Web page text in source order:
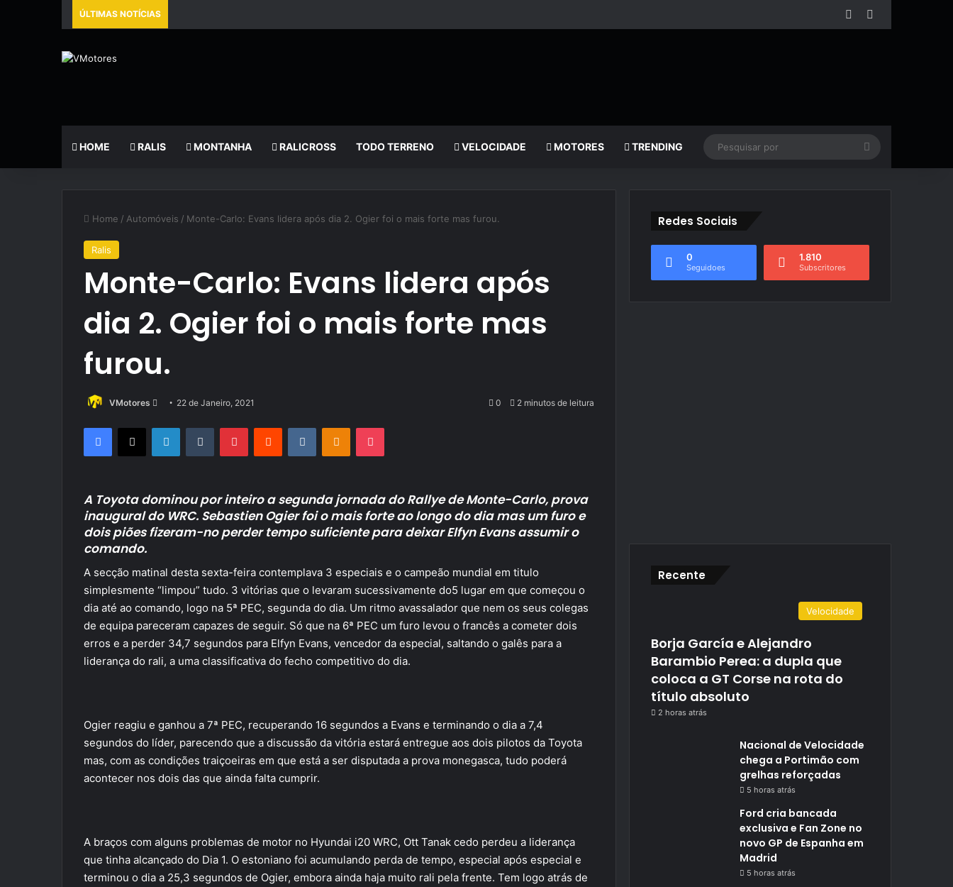
ÚLTIMAS NOTÍCIAS Facebook
HOME RALIS MONTANHA RALICROSS TODO TERRENO VELOCIDADE MOTORES TRENDING
Pesquisar
Home / Automóveis / Monte-Carlo: Evans lidera após dia 2. Ogier foi o mais forte mas furou.
Ralis
Monte-Carlo: Evans lidera após
dia 2. Ogier foi o mais forte mas
furou.
VMotores
Send
email
22 de Janeiro, 2021 0 2 minutos de leitura
Facebook
X LinkedInTumblr PinterestReddit VKontakteOdnoklassniki
Pocket
A Toyota dominou por inteiro a segunda jornada do Rallye de Monte-Carlo, prova
inaugural do WRC. Sebastien Ogier foi o mais forte ao longo do dia mas um furo e
dois piões fizeram-no perder tempo suficiente para deixar Elfyn Evans assumir o
comando.
A secção matinal desta sexta-feira contemplava 3 especiais e o campeão mundial em titulo
simplesmente “limpou” tudo. 3 vitórias que o levaram sucessivamente do5 lugar em que começou o
dia até ao comando, logo na 5ª PEC, segunda do dia. Um ritmo avassalador que nem os seus colegas
de equipa pareceram capazes de seguir. Só que na 6ª PEC um furo levou o francês a cometer dois
erros e a perder 34,7 segundos para Elfyn Evans, vencedor da especial, saltando o galês para a
liderança do rali, a uma classificativa do fecho competitivo do dia.
Ogier reagiu e ganhou a 7ª PEC, recuperando 16 segundos a Evans e terminando o dia a 7,4
segundos do líder, parecendo que a discussão da vitória estará entregue aos dois pilotos da Toyota
mas, com as condições traiçoeiras em que está a ser disputada a prova monegasca, tudo poderá
acontecer nos dois das que ainda falta cumprir.
A braços com alguns problemas de motor no Hyundai i20 WRC, Ott Tanak cedo perdeu a liderança
que tinha alcançado do Dia 1. O estoniano foi acumulando perda de tempo, especial após especial e
terminou o dia a 25,3 segundos de Ogier, embora ainda haja muito rali pela frente. Tem logo atrás de
Redes Sociais
0
Seguidoes
1.810
Subscritores
Recente
Velocidade
Borja García e Alejandro
Barambio Perea: a dupla que
coloca a GT Corse na rota do
título absoluto
2 horas atrás
Nacional de Velocidade
chega a Portimão com
grelhas reforçadas
5 horas atrás
Ford cria bancada
exclusiva e Fan Zone no
novo GP de Espanha em
Madrid
5 horas atrás